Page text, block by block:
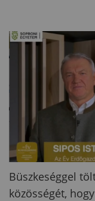
Büszkeséggel
közösségét,